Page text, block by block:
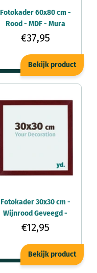
Fotokader 60x80 cm -
Rood - MDF - Mura
€37,95
Bekijk product
Fotokader 30x30 cm -
Wijnrood Geveegd -
MDF - Mura
€12,95
Bekijk product